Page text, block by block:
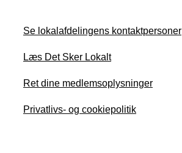
Se lokalafdelingens kontaktpersoner
Læs Det Sker Lokalt
Ret dine medlemsoplysninger
Privatlivs- og cookiepolitik